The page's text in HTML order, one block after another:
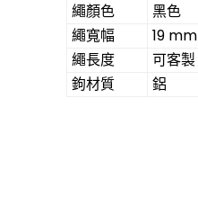
繩顏色
黑色
繩寬幅
19 mm
繩長度
可客製
鉤材質
鋁